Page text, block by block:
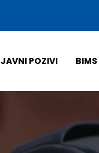
JAVNI POZIVI BIMS